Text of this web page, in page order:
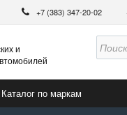
+7 (383) 347-20-02
и
Каталог по маркам